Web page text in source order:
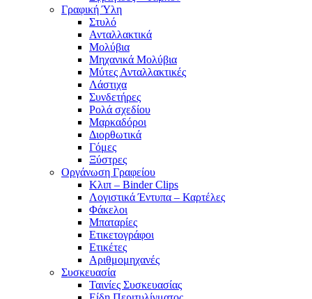
Γραφική Ύλη
Στυλό
Ανταλλακτικά
Μολύβια
Μηχανικά Μολύβια
Μύτες Ανταλλακτικές
Λάστιχα
Συνδετήρες
Ρολά σχεδίου
Μαρκαδόροι
Διορθωτικά
Γόμες
Ξύστρες
Οργάνωση Γραφείου
Κλιπ – Binder Clips
Λογιστικά Έντυπα – Καρτέλες
Φάκελοι
Μπαταρίες
Ετικετογράφοι
Ετικέτες
Αριθμομηχανές
Συσκευασία
Ταινίες Συσκευασίας